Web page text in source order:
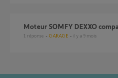
moteur SOMFY DEXXO
1 réponse GARAGE il y a 9 mois